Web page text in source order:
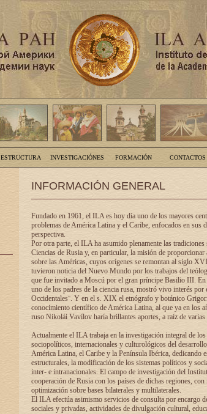
ESTRUCTURA INVESTIGACIÓNES FORMACIÓN CONTACTOS
INFORMACIÓN GENERAL
Fundado en 1961, el ILA es hoy día uno de los mayores
problemas de América Latina y el Caribe, enfocados en sus
perspectiva.
Por otra parte, el ILA ha asumido plenamente las tradiciones
Ciencias de Rusia y, en particular, la misión de
sobre las Américas, cuyos orígenes se remontan al siglo
tuvieron noticia del Nuevo Mundo por los trabajos del
que fue invitado a Moscú por el gran príncipe Basilio III.
uno de los padres de la ciencia rusa, mostró vivo interés por
Occidentales¨. Y en el s. XIX el etnógrafo y botánico
conocimiento científico de América Latina, al que ya en los
ruso Nikolái Vavílov haría brillantes aportes, a raíz de varias
Actualmente el ILA trabaja en la investigación integral de los
sociopolíticos, internacionales y culturológicos del
América Latina, el Caribe y la Península Ibérica, dedicando
estructurales, la modificación de los sistemas políticos y
inter- e intranacionales. El campo de investigación del
cooperación de Rusia con los países de dichas regiones, con
optimización sobre bases bilaterales y multilaterales.
El ILA efectúa asimismo servicios de consulta por encargo
sociales y privadas, actividades de divulgación cultural,